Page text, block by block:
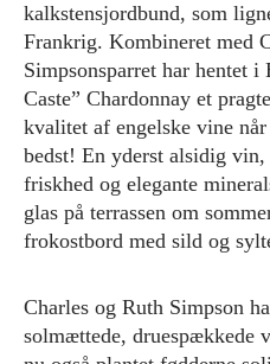
kalkstensjordbund, som
Frankrig. Kombineret med
Simpsonsparret har hentet
Caste” Chardonnay et
kvalitet af engelske vine
bedst! En yderst alsidig
friskhed og elegante
glas på terrassen om
frokostbord med sild og
Charles og Ruth Simpson
solmættede, druespækkede